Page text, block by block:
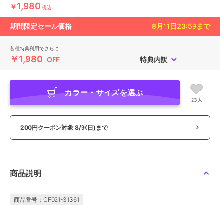
￥1,980 税込
期間限定セール価格 8月11日23:59まで
各種特典利用でさらに
￥1,980 OFF 特典内訳
カラー・サイズを選ぶ
23人
200円クーポン対象 8/9(日)まで
商品説明
商品番号：CF021-31361